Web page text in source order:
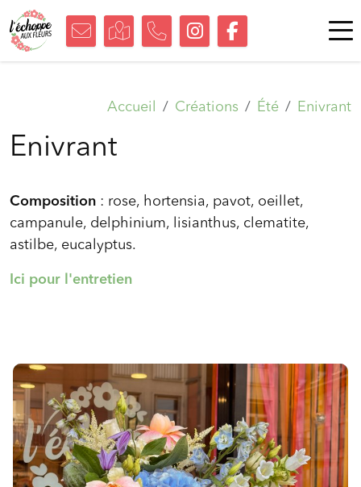
Accueil Créations Été Enivrant
Enivrant
Composition : rose, hortensia, pavot, oeillet,
campanule, delphinium, lisianthus, clematite,
astilbe, eucalyptus.
Ici pour l'entretien